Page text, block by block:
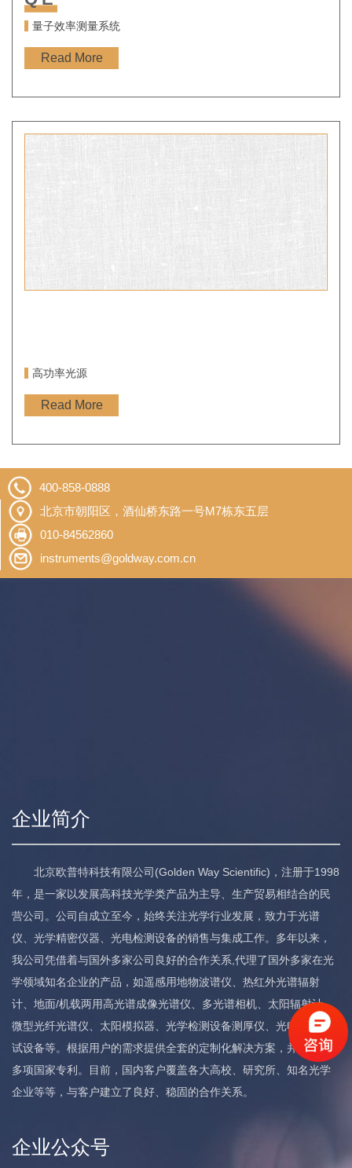
量子效率测量系统
Read More
高功率光源
Read More
400-858-0888
北京市朝阳区，酒仙桥东路一号M7栋东五层
010-84562860
instruments@goldway.com.cn
企业简介
北京欧普特科技有限公司(Golden Way Scientific)，注册于1998
年，是一家以发展高科技光学类产品为主导、生产贸易相结合的民
营公司。公司自成立至今，始终关注光学行业发展，致力于光谱
仪、光学精密仪器、光电检测设备的销售与集成工作。多年以来，
我公司凭借着与国外多家公司良好的合作关系,代理了国外多家在光
学领域知名企业的产品，如遥感用地物波谱仪、热红外光谱辐射
计、地面/机载两用高光谱成像光谱仪、多光谱相机、太阳辐射计、
微型光纤光谱仪、太阳模拟器、光学检测设备测厚仪、光电系统测
试设备等。根据用户的需求提供全套的定制化解决方案，并获取了
多项国家专利。目前，国内客户覆盖各大高校、研究所、知名光学
企业等等，与客户建立了良好、稳固的合作关系。
企业公众号